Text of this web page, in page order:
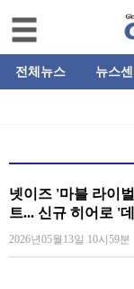
전체뉴스 뉴스센
넷이즈 '마블 라이
트... 신규 히어로 '
2026년05월13일 10시59분